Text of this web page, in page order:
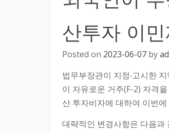
산투자 이
Posted on 2023-06-07 by
법무부장관이 지정‧고시한
이 자유로운 거주(F-2) 자격
산 투자비자에 대하여 이번
대략적인 변경사항은 다음과